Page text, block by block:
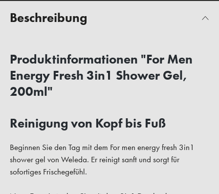
Beschreibung
Produktinformationen "For Men
Energy Fresh 3in1 Shower Gel,
200ml"
Reinigung von Kopf bis Fuß
Beginnen Sie den Tag mit dem For men energy fresh 3in1
shower gel von Weleda. Er reinigt sanft und sorgt für
sofortiges Frischegefühl.